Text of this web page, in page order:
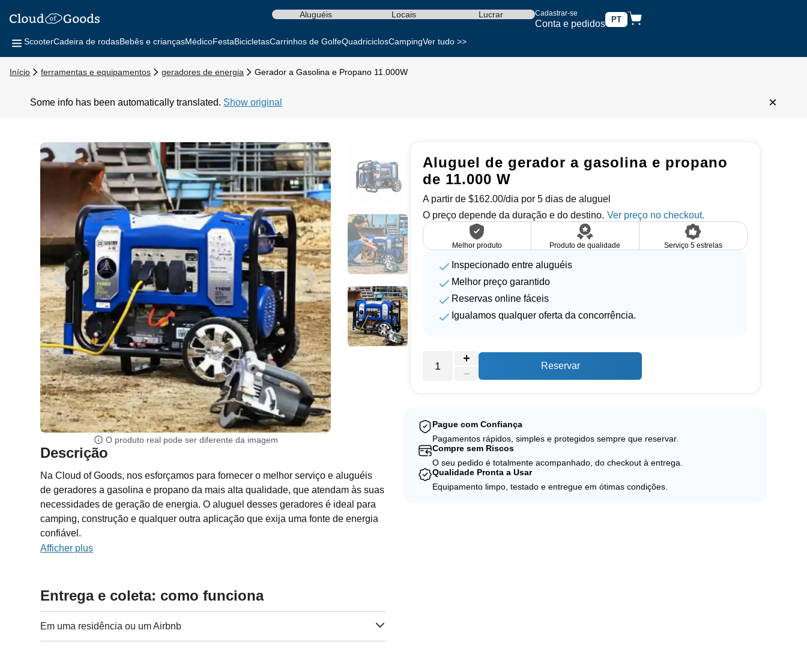
Cadastrar-se
Conta e pedidos PT
Aluguéis Locais Lucrar
ScooterCadeira de rodasBebês e criançasMédicoFestaBicicletasCarrinhos de GolfeQuadriciclosCampingVer tudo >>
Início ferramentas e equipamentos geradores de energia Gerador a Gasolina e Propano 11.000W
Some info has been automatically translated. Show original ×
O produto real pode ser diferente da imagem
Descrição
Na Cloud of Goods, nos esforçamos para fornecer o melhor serviço e aluguéis
de geradores a gasolina e propano da mais alta qualidade, que atendam às suas
necessidades de geração de energia. O aluguel desses geradores é ideal para
camping, construção e qualquer outra aplicação que exija uma fonte de energia
confiável.
Afficher plus
Entrega e coleta: como funciona
Em uma residência ou um Airbnb
Aluguel de gerador a gasolina e propano
de 11.000 W
A partir de $162.00/dia por 5 dias de aluguel
O preço depende da duração e do destino.
Melhor produto Produto de qualidade Serviço 5 estrelas
Inspecionado entre aluguéis
Melhor preço garantido
Reservas online fáceis
Igualamos qualquer oferta da concorrência.
Reservar
Pague com Confiança
Pagamentos rápidos, simples e protegidos sempre que reservar.
Compre sem Riscos
O seu pedido é totalmente acompanhado, do checkout à entrega.
Qualidade Pronta a Usar
Equipamento limpo, testado e entregue em ótimas condições.